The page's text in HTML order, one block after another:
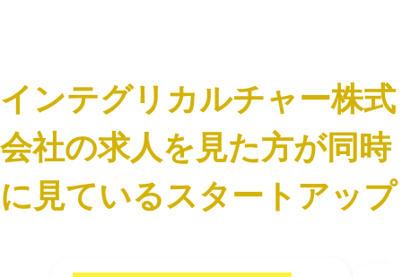
インテグリカルチャー株式
会社の求人を見た方が同時
に見ているスタートアップ